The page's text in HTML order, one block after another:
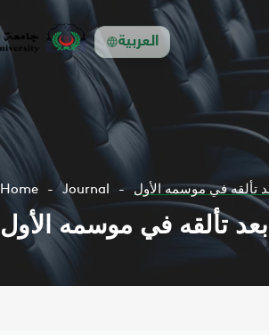
العربية
Home Journal تألقه في موسمه الأول
تألقه في موسمه الأول